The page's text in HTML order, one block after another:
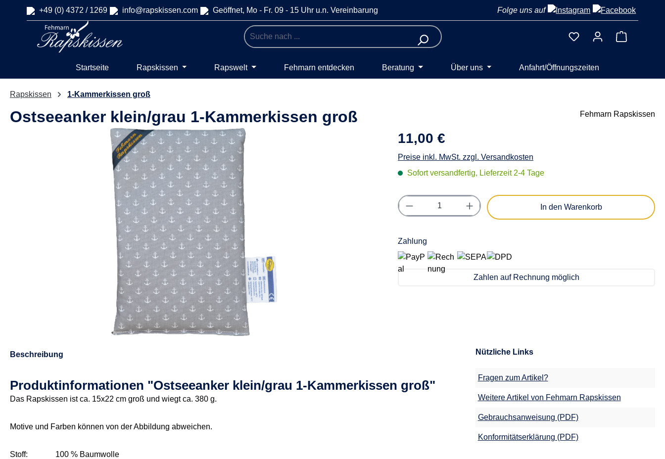
Zur Hauptnavigation springen
+49 (0) 4372 / 1269 info@rapskissen.com Geöffnet, Mo - Fr. 09 - 15 Uhr u.n. Vereinbarung Folge uns auf
Startseite Rapskissen Rapswelt Fehmarn entdecken Beratung Über uns Anfahrt/Öffnungszeiten
Rapskissen 1-Kammerkissen groß
Ostseeanker klein/grau 1-Kammerkissen groß
Fehmarn Rapskissen
11,00 €
Preise inkl. MwSt. zzgl. Versandkosten
Sofort versandfertig, Lieferzeit 2-4 Tage
Produkt Anzahl: Gib den gewünschten Wert ein
In den Warenkorb
Zahlung
Zahlen auf Rechnung möglich
Beschreibung
Produktinformationen "Ostseeanker klein/grau 1-Kammerkissen groß"
Das Rapskissen ist ca. 15x22 cm groß und wiegt ca. 380 g.
Motive und Farben können von der Abbildung abweichen.
Stoff: 100 % Baumwolle
Nützliche Links
Fragen zum Artikel?
Weitere Artikel von Fehmarn Rapskissen
Gebrauchsanweisung (PDF)
Konformitätserklärung (PDF)